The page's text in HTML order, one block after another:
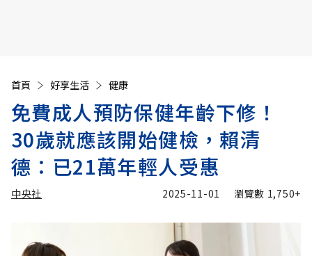
首頁 好享生活 健康
免費成人預防保健年齡下修！
30歲就應該開始健檢，賴清
德：已21萬年輕人受惠
中央社 2025-11-01 瀏覽數 1,750+